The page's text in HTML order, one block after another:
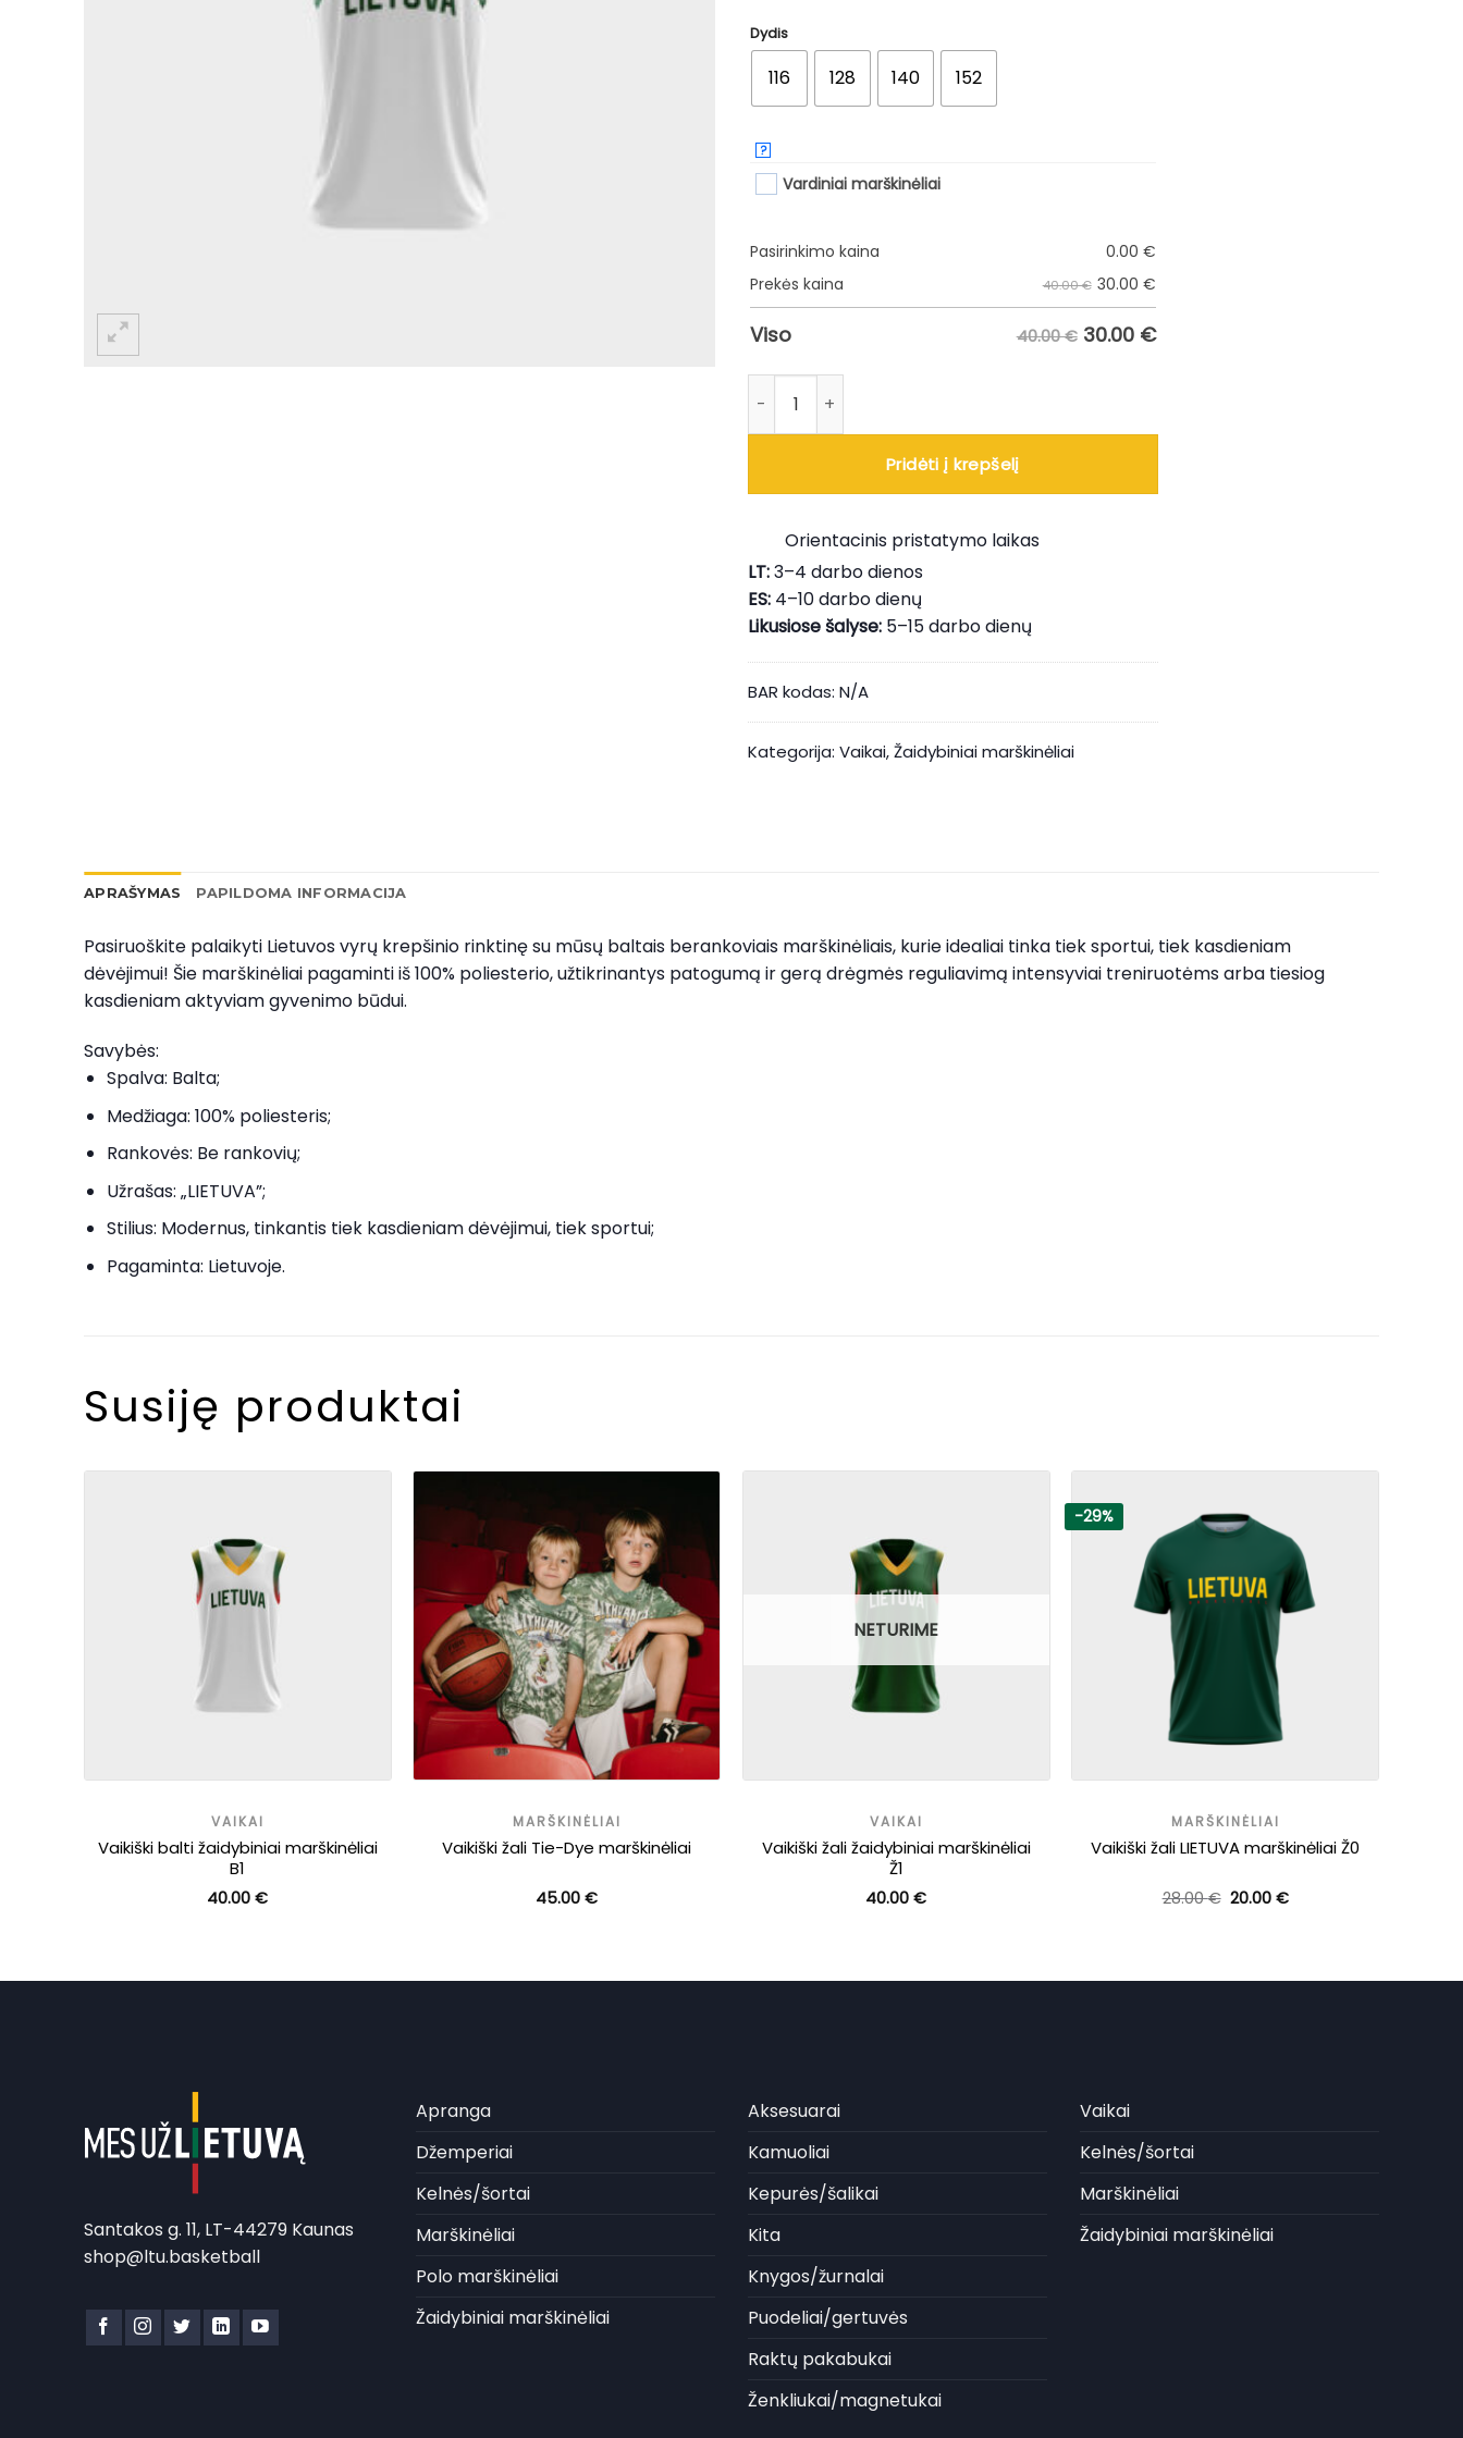
40.00 €.30.00 €.
Dydis
116 128 140 152
?
Vardiniai marškinėliai
Pasirinkimo kaina 0.00 €
Prekės kaina
40.00 € 30.00 €
Viso 40.00 € 30.00 €
Pridėti į krepšelį
Orientacinis pristatymo laikas
LT:3–4 darbo dienos
ES: 4–10 darbo dienų
Likusiose šalyse: 5–15 darbo dienų
BAR kodas: N/A
Kategorija: Vaikai,Žaidybiniai marškinėliai
APRAŠYMAS PAPILDOMA INFORMACIJA
Pasiruoškite palaikyti Lietuvos vyrų krepšinio rinktinę su mūsų baltais berankoviais marškinėliais, kurie idealiai tinka tiek sportui, tiek kasdieniam
dėvėjimui! Šie marškinėliai pagaminti iš 100% poliesterio, užtikrinantys patogumą ir gerą drėgmės reguliavimą intensyviai treniruotėms arba tiesiog
kasdieniam aktyviam gyvenimo būdui.
Savybės:
Spalva: Balta;
Medžiaga: 100% poliesteris;
Rankovės: Be rankovių;
Užrašas: „LIETUVA”;
Stilius: Modernus, tinkantis tiek kasdieniam dėvėjimui, tiek sportui;
Pagaminta: Lietuvoje.
Susiję produktai
VAIKAI
Vaikiški balti žaidybiniai marškinėliai
B1
40.00€
MARŠKINĖLIAI
Vaikiški žali Tie-Dye marškinėliai
45.00€
NETURIME
VAIKAI
Vaikiški žali žaidybiniai marškinėliai
Ž1
40.00€
-29%
MARŠKINĖLIAI
Vaikiški žali LIETUVA marškinėliai Ž0
28.00€ Original
20.00 €Current
Santakos g. 11, LT-44279 Kaunas
shop@ltu.basketball
Apranga
Džemperiai
Kelnės/šortai
Marškinėliai
Polo marškinėliai
Žaidybiniai marškinėliai
Aksesuarai
Kamuoliai
Kepurės/šalikai
Kita
Knygos/žurnalai
Puodeliai/gertuvės
Raktų pakabukai
Ženkliukai/magnetukai
Vaikai
Kelnės/šortai
Marškinėliai
Žaidybiniai marškinėliai